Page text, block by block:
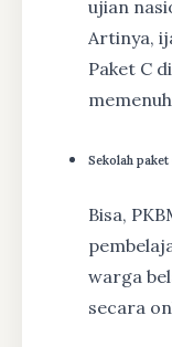
ujian
Artinya,
Paket C
Sekolah paket
Bisa,
warga
secara